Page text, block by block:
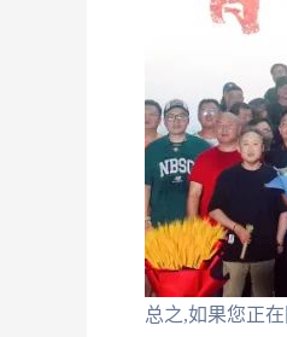
总之,如果您正